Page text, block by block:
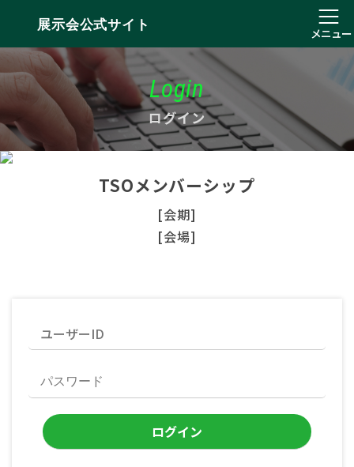
展示会公式サイト
メニュー
Login
ログイン
TSOメンバーシップ
[会期]
[会場]